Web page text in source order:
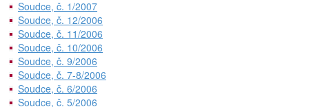
Soudce, č. 1/2007
Soudce, č. 12/2006
Soudce, č. 11/2006
Soudce, č. 10/2006
Soudce, č. 9/2006
Soudce, č. 7-8/2006
Soudce, č. 6/2006
Soudce, č. 5/2006